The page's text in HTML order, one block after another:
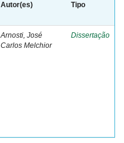
Autor(es) Tipo
Arnosti, José
Carlos Melchior
Dissertação